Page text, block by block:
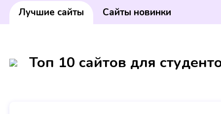
Лучшие сайты Сайты новинки
Топ 10 сайтов для